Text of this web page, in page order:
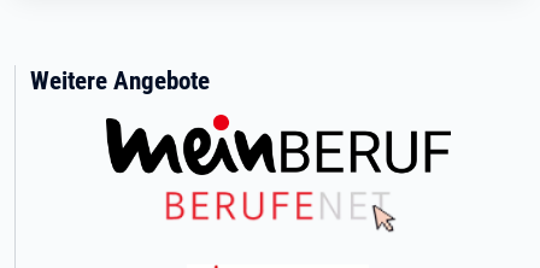
Weitere Angebote